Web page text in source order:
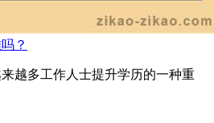
？
越多工作人士提升学历的一种重